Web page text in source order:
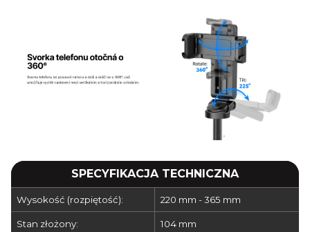
SPECYFIKACJA TECHNICZNA
Wysokość (rozpiętość): 220 mm - 365 mm
Stan złożony: 104 mm